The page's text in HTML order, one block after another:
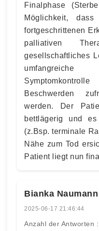
Finalphase
Möglichkeit,
fortgeschrittenen
palliativen
gesellschaftliches
Beschwerden
werden. Der
bettlägerig und
(z.Bsp. terminale
Nähe zum Tod
Patient liegt nun
Bianka Naumann
2025-06-17 21:46:44
Anzahl der Antworten :